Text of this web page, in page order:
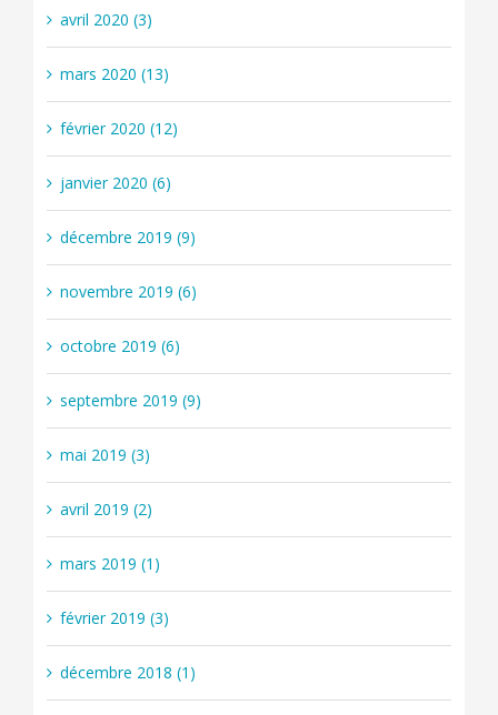
avril 2020 (3)
mars 2020 (13)
février 2020 (12)
janvier 2020 (6)
décembre 2019 (9)
novembre 2019 (6)
octobre 2019 (6)
septembre 2019 (9)
mai 2019 (3)
avril 2019 (2)
mars 2019 (1)
février 2019 (3)
décembre 2018 (1)